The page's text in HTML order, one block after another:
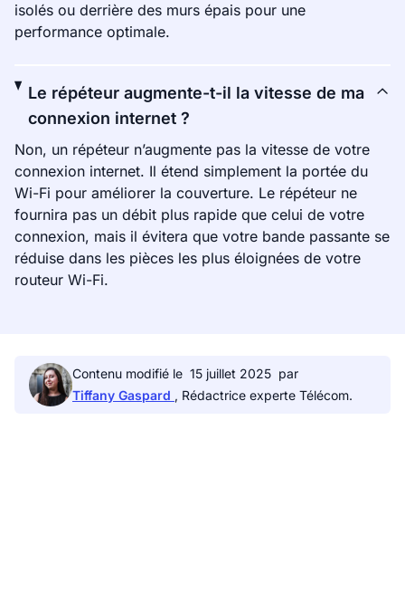
isolés ou derrière des murs épais pour une
performance optimale.
Le répéteur augmente-t-il la vitesse de ma
connexion internet ?
Non, un répéteur n’augmente pas la vitesse de votre
connexion internet. Il étend simplement la portée du
Wi-Fi pour améliorer la couverture. Le répéteur ne
fournira pas un débit plus rapide que celui de votre
connexion, mais il évitera que votre bande passante se
réduise dans les pièces les plus éloignées de votre
routeur Wi-Fi.
Contenu modifié le 15 juillet 2025 par
Tiffany Gaspard , Rédactrice experte Télécom.